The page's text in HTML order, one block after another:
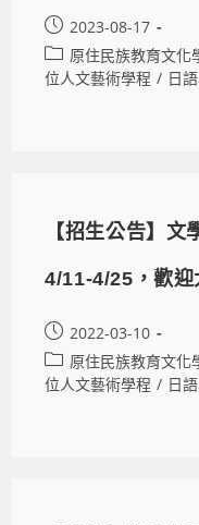
2023-08-17
原住民族教育文化
位人文藝術學程 / 日
【招生公告】文
4/11-4/25，歡迎
2022-03-10
原住民族教育文化
位人文藝術學程 / 日